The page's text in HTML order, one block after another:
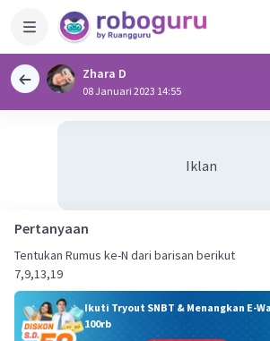
Zhara D
08 Januari 2023 14:55
Iklan
Pertanyaan
Tentukan Rumus ke-N dari barisan berikut
7,9,13,19
Ikuti Tryout SNBT & Menangkan E-
100rb